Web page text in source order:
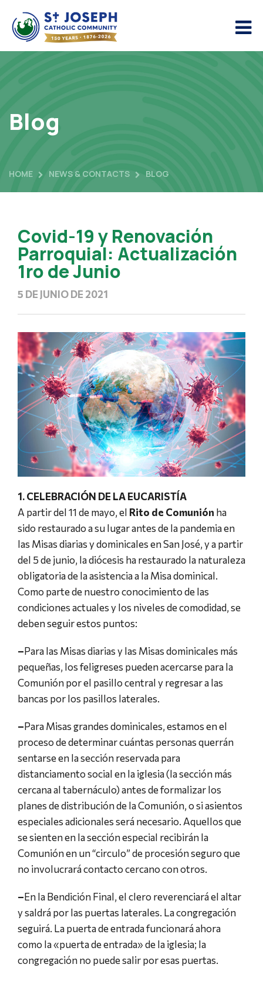
Blog
HOME NEWS & CONTACTS BLOG
Covid-19 y Renovación
Parroquial: Actualización
1ro de Junio
5 DE JUNIO DE 2021
1. CELEBRACIÓN DE LA EUCARISTÍA
A partir del 11 de mayo, el Rito de Comunión ha
sido restaurado a su lugar antes de la pandemia en
las Misas diarias y dominicales en San José, y a partir
del 5 de junio, la diócesis ha restaurado la naturaleza
obligatoria de la asistencia a la Misa dominical.
Como parte de nuestro conocimiento de las
condiciones actuales y los niveles de comodidad, se
deben seguir estos puntos:
–Para las Misas diarias y las Misas dominicales más
pequeñas, los feligreses pueden acercarse para la
Comunión por el pasillo central y regresar a las
bancas por los pasillos laterales.
–Para Misas grandes dominicales, estamos en el
proceso de determinar cuántas personas querrán
sentarse en la sección reservada para
distanciamento social en la iglesia (la sección más
cercana al tabernáculo) antes de formalizar los
planes de distribución de la Comunión, o si asientos
especiales adicionales será necesario. Aquellos que
se sienten en la sección especial recibirán la
Comunión en un “circulo” de procesión seguro que
no involucrará contacto cercano con otros.
–En la Bendición Final, el clero reverenciará el altar
y saldrá por las puertas laterales. La congregación
seguirá. La puerta de entrada funcionará ahora
como la «puerta de entrada» de la iglesia; la
congregación no puede salir por esas puertas.